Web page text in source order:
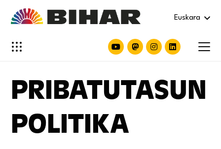
Euskara
PRIBATUTASUN
POLITIKA